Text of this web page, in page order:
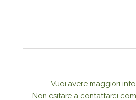
Vuoi avere maggiori
Non esitare a contattarci